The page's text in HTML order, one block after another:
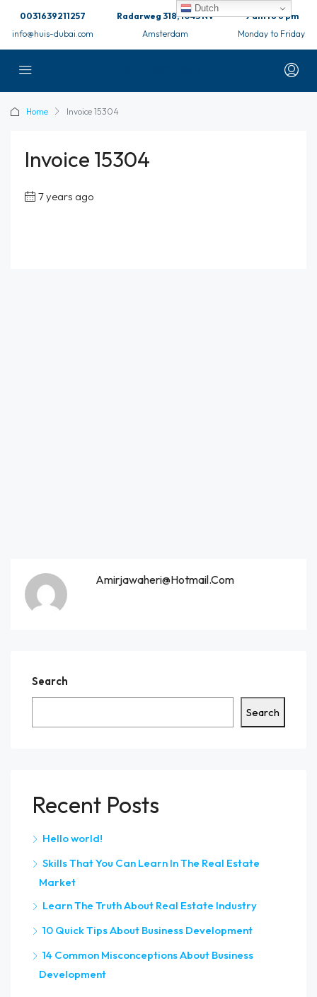
0031639211257
info@huis-dubai.com
Radarweg 318, 1043 NV
Amsterdam
9 am to 6 pm
Monday to Friday
Home Invoice 15304
Invoice 15304
7 years ago
Amirjawaheri@hotmail.com
Search
Search
Recent Posts
Hello world!
Skills That You Can Learn In The Real Estate
Market
Learn The Truth About Real Estate Industry
10 Quick Tips About Business Development
14 Common Misconceptions About Business
Development
Dutch